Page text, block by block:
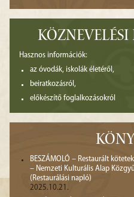
Hasznos információk:
az óvodák, iskolák életéről,
beiratkozásról,
előkészítő foglalkozásokról
BESZÁMOLÓ – Restaurált
– Nemzeti Kulturális Alap
(Restaurálási napló)
2025.10.21.